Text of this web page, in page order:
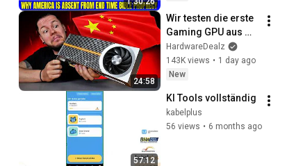
Sermons
24:58
Wir testen die erste
Gaming GPU aus
China!!
HardwareDealz
143K views • 1 day ago
New
57:12
KI Tools vollständig
kabelplus
56 views • 6 months ago